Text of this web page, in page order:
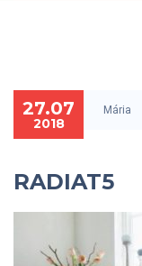
27.07
2018
Mária
RADIAT5